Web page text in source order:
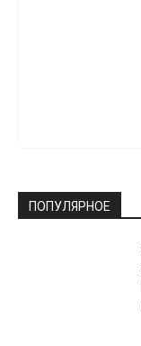
ПОПУЛЯРНОЕ